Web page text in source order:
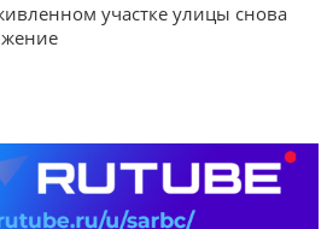
участке улицы снова